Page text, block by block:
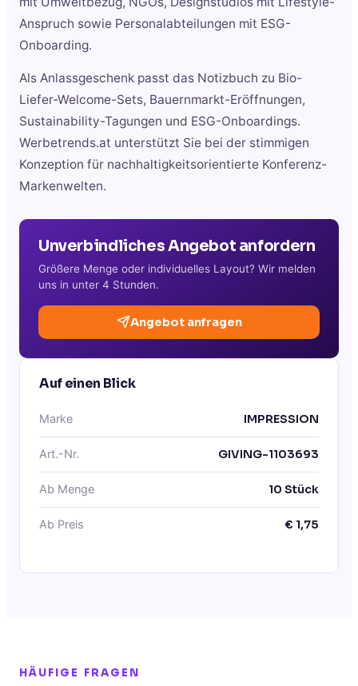
Anspruch sowie Personalabteilungen mit ESG-
Onboarding.
Als Anlassgeschenk passt das Notizbuch zu Bio-
Liefer-Welcome-Sets, Bauernmarkt-Eröffnungen,
Sustainability-Tagungen und ESG-Onboardings.
Werbetrends.at unterstützt Sie bei der stimmigen
Konzeption für nachhaltigkeitsorientierte Konferenz-
Markenwelten.
Unverbindliches Angebot anfordern
Größere Menge oder individuelles Layout? Wir melden
uns in unter 4 Stunden.
Angebot anfragen
Auf einen Blick
Marke IMPRESSION
Art.-Nr. GIVING-1103693
Ab Menge 10 Stück
Ab Preis € 1,75
HÄUFIGE FRAGEN